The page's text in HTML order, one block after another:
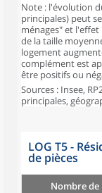
Note : l'évolution
principales) peut
ménages" et
de la taille
logement
complément est
être positifs ou
Sources : Insee,
principales,
LOG T5 -
de pièces
Nombre de